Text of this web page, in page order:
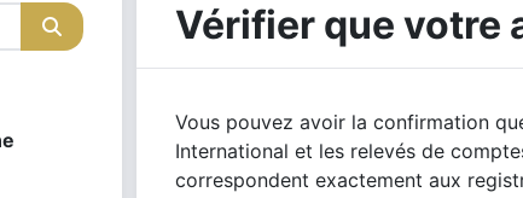
Vérifier que votre
Vous pouvez avoir la confirmation
International et les relevés de
correspondent exactement aux